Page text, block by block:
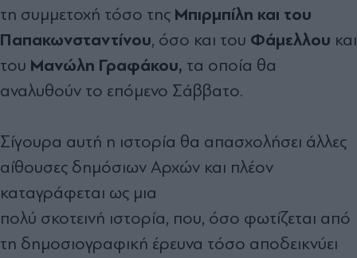
τη συµµετοχή τόσο της Μπιρµπίλη και του
Παπακωνσταντίνου, όσο και του Φάµελλου και
του Μανώλη Γραφάκου, τα οποία θα
αναλυθούν το επόµενο Σάββατο.
Σίγουρα αυτή η ιστορία θα απασχολήσει άλλες
αίθουσες δηµόσιων Αρχών και πλέον
καταγράφεται ως µια
πολύ σκοτεινή ιστορία, που, όσο φωτίζεται από
τη δηµοσιογραφική έρευνα τόσο αποδεικνύει